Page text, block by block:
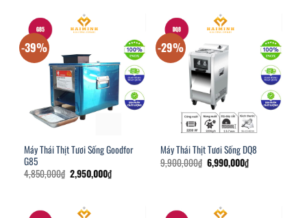
-39%
Máy Thái Thịt Tươi Sống Goodfor
G85
4,850,000₫ Giá
gốc
2,950,000₫Giá
hiện
-29%
Máy Thái Thịt Tươi Sống DQ8
9,900,000₫ Giá
gốc
6,990,000₫Giá
hiện